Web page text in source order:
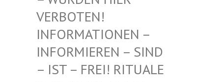
BOTEN! INF
ORMATIONEN – INF
ORMIEREN – SIND – I
ST – FREI! RITUALE VON